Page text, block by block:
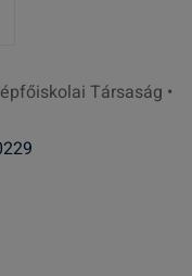
Társaság •